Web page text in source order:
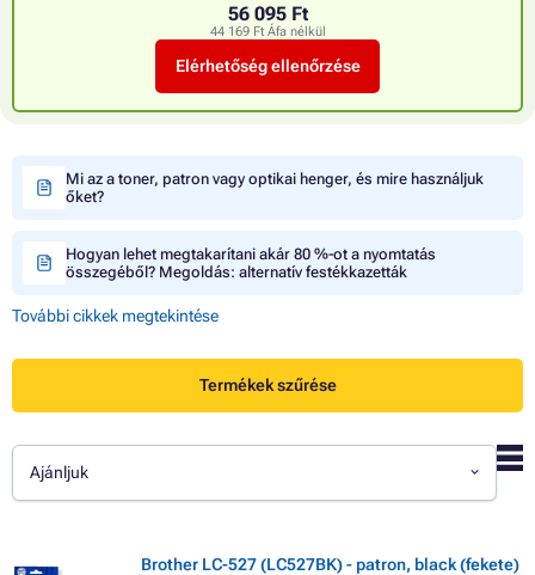
56 095 Ft
44 169 Ft Áfa nélkül
Elérhetőség ellenőrzése
Mi az a toner, patron vagy optikai henger, és mire használjuk
őket?
Hogyan lehet megtakarítani akár 80 %-ot a nyomtatás
összegéből? Megoldás: alternatív festékkazetták
További cikkek megtekintése
Termékek szűrése
Ajánljuk
Brother LC-527 (LC527BK) - patron, black (fekete)